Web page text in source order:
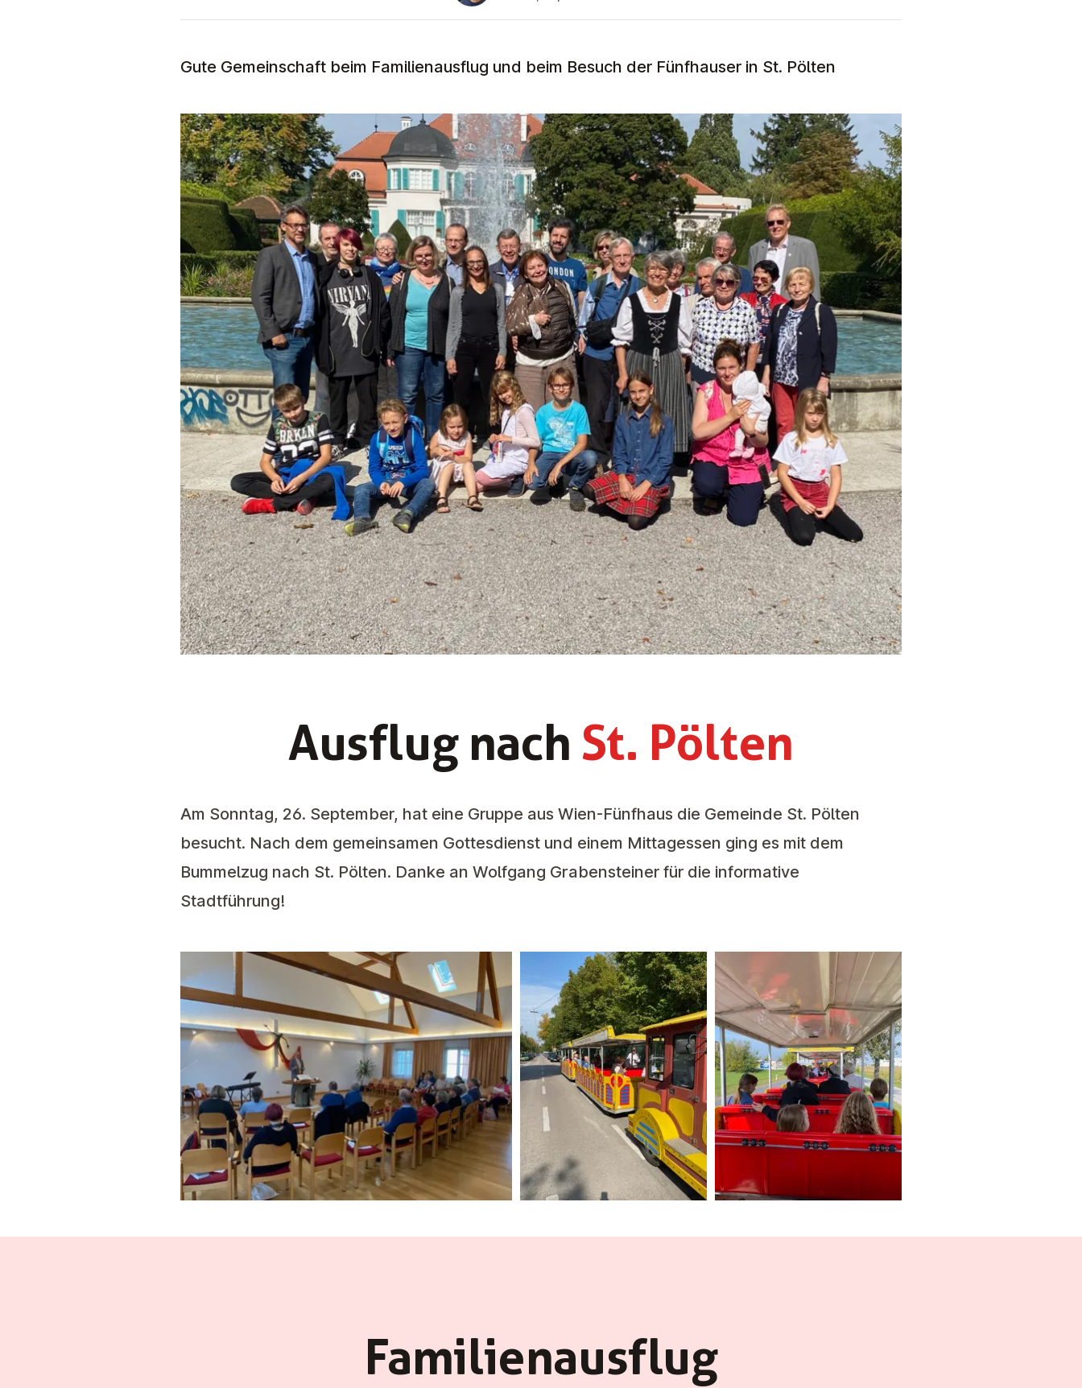
Gute Gemeinschaft beim Familienausflug und beim Besuch der Fünfhauser in St. Pölten
Ausflug nach St. Pölten
Am Sonntag, 26. September, hat eine Gruppe aus Wien-Fünfhaus die Gemeinde St. Pölten
besucht. Nach dem gemeinsamen Gottesdienst und einem Mittagessen ging es mit dem
Bummelzug nach St. Pölten. Danke an Wolfgang Grabensteiner für die informative
Stadtführung!
Fam­i­li­enaus­flug